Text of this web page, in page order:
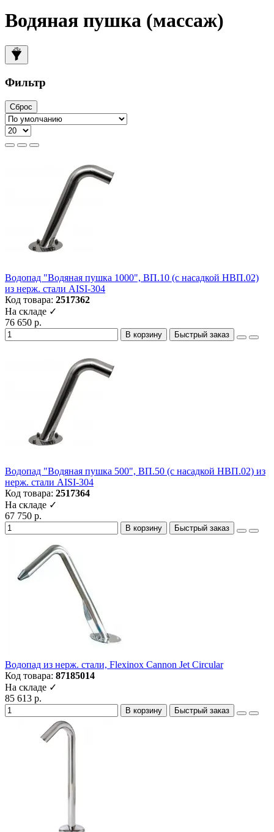
Водяная пушка (массаж)
Фильтр
Сброс
Водопад "Водяная пушка 1000", ВП.10 (с насадкой НВП.02)
из нерж. стали AISI-304
Код товара: 2517362
На складе ✓
76 650 р.
В корзину Быстрый заказ
Водопад "Водяная пушка 500", ВП.50 (с насадкой НВП.02) из
нерж. стали AISI-304
Код товара: 2517364
На складе ✓
67 750 р.
В корзину Быстрый заказ
Водопад из нерж. стали, Flexinox Cannon Jet Circular
Код товара: 87185014
На складе ✓
85 613 р.
В корзину Быстрый заказ